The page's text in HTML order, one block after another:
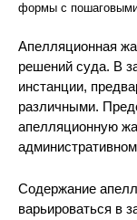
формы с
Апелляционная
решений суда. В
инстанции,
различными.
апелляционную
Содержание
варьироваться в